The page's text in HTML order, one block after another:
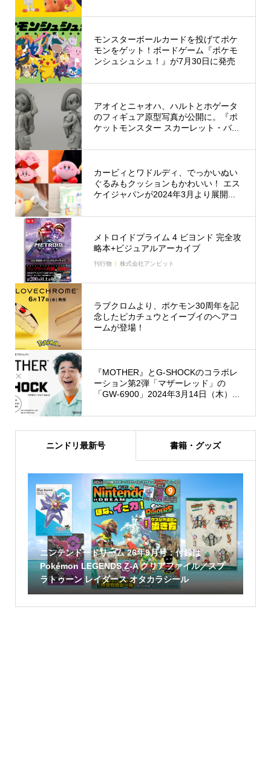
モンスターボールカードを投げてポケ
モンをゲット！ボードゲーム『ポケモ
ンシュシュシュ！』が7月30日に発売
アオイとニャオハ、ハルトとホゲータ
のフィギュア原型写真が公開に。『ポ
ケットモンスター スカーレット・バ...
カービィとワドルディ、でっかいぬい
ぐるみもクッションもかわいい！ エス
ケイジャパンが2024年3月より展開...
メトロイドプライム 4 ビヨンド 完全攻
略本+ビジュアルアーカイブ
刊行物 株式会社アンビット
ラブクロムより、ポケモン30周年を記
念したピカチュウとイーブイのヘアコ
ームが登場！
『MOTHER』とG-SHOCKのコラボレ
ーション第2弾「マザーレッド」の
「GW-6900」2024年3月14日（木）...
ニンドリ最新号 書籍・グッズ
ニンテンドードリーム 26年9月号：付録は
Pokémon LEGENDS Z-A クリアファイル／スプ
ラトゥーン レイダース オタカラシール